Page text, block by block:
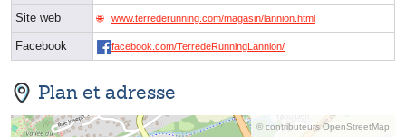
Site web www.terrederunning.com/magasin/lannion.html
Facebook facebook.com/TerredeRunningLannion/
Plan et adresse
© contributeurs OpenStreetMap